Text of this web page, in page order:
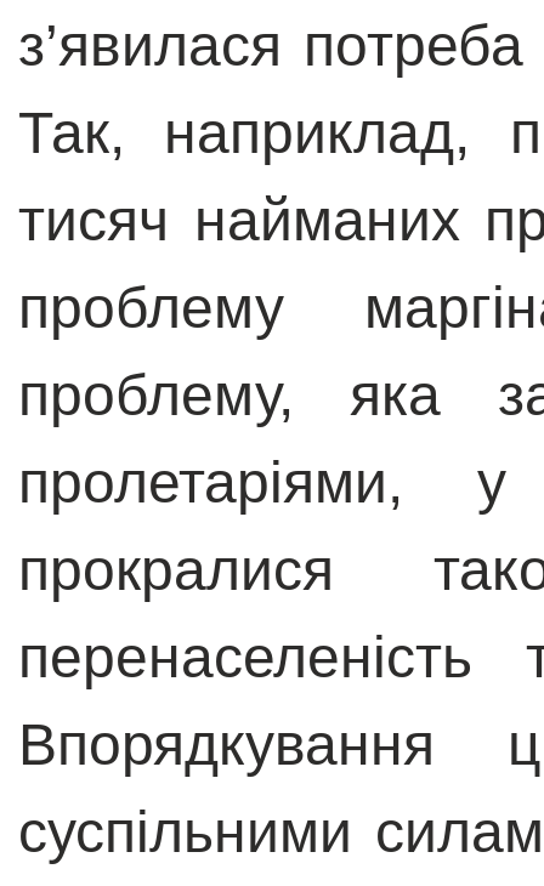
з’явилася
Так, наприклад,
тисяч найманих
проблему
проблему, яка
пролетаріями, у
прокралися
перенаселеність
Впорядкування
суспільними